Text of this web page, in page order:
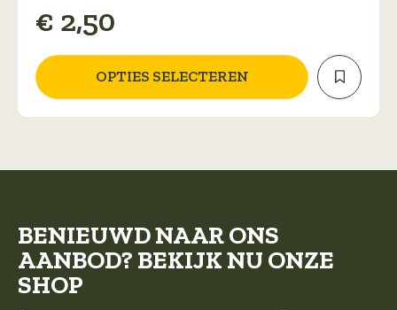
€ 2,50
OPTIES SELECTEREN
variaties.
Deze
kan
gekozen
worden
op
BENIEUWD NAAR ONS
AANBOD? BEKIJK NU ONZE
SHOP